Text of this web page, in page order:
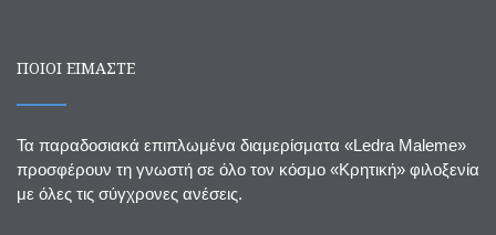
ΠΟΙΟΙ ΕΙΜΑΣΤΕ
Τα παραδοσιακά επιπλωμένα διαμερίσματα «Ledra Maleme»
προσφέρουν τη γνωστή σε όλο τον κόσμο «Κρητική» φιλοξενία
με όλες τις σύγχρονες ανέσεις.